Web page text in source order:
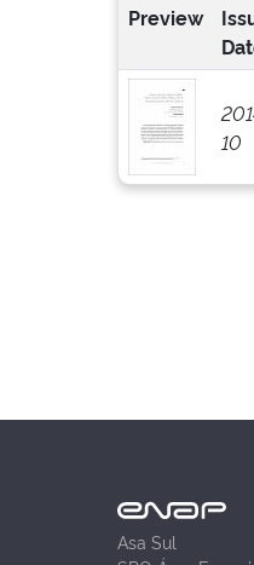
Preview
10
Asa Sul